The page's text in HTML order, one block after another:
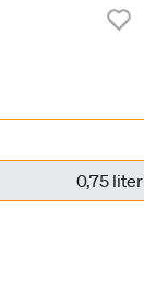
0,75 liter